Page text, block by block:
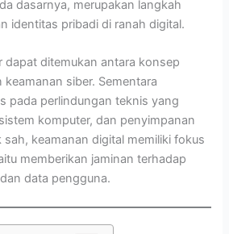
dasarnya, merupakan langkah
identitas pribadi di ranah digital.
dapat ditemukan antara konsep
siber. Sementara
pada perlindungan teknis yang
komputer, dan penyimpanan
keamanan digital memiliki fokus
memberikan jaminan terhadap
data pengguna.